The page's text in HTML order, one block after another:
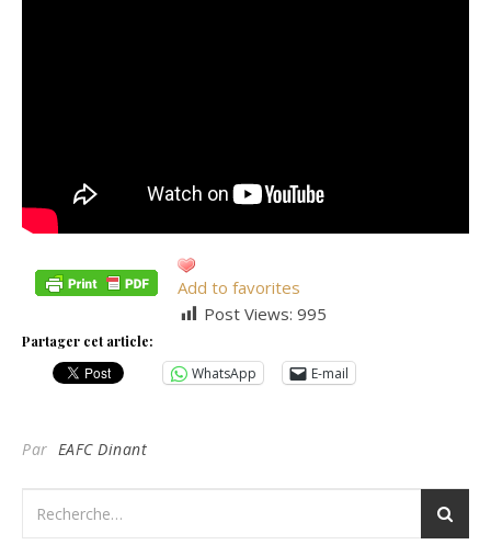
Add to favorites
Post Views: 995
Partager cet article:
WhatsApp E-mail
Par EAFC Dinant